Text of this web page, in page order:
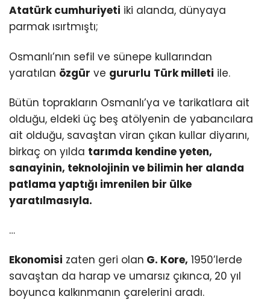
Atatürk cumhuriyeti iki alanda, dünyaya
parmak ısırtmıştı;
Osmanlı’nın sefil ve sünepe kullarından
yaratılan özgür ve gururlu Türk milleti ile.
Bütün toprakların Osmanlı’ya ve tarikatlara ait
olduğu, eldeki üç beş atölyenin de yabancılara
ait olduğu, savaştan viran çıkan kullar diyarını,
birkaç on yılda tarımda kendine yeten,
sanayinin, teknolojinin ve bilimin her alanda
patlama yaptığı imrenilen bir ülke
yaratılmasıyla.
…
Ekonomisi zaten geri olan G. Kore, 1950’lerde
savaştan da harap ve umarsız çıkınca, 20 yıl
boyunca kalkınmanın çarelerini aradı.